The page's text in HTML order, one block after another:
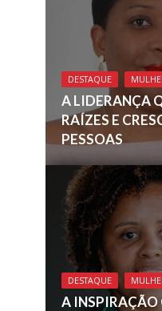
DESTAQUE
A LIDERANÇA
RAÍZES E
PESSOAS
DESTAQUE
A INSPIRAÇÃO